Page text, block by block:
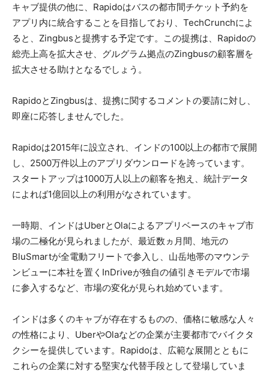
キャブ提供の他に、Rapidoはバスの都市間チケット予約を
アプリ内に統合することを目指しており、TechCrunchによ
ると、Zingbusと提携する予定です。この提携は、Rapidoの
総売上高を拡大させ、グルグラム拠点のZingbusの顧客層を
拡大させる助けとなるでしょう。
RapidoとZingbusは、提携に関するコメントの要請に対し、
即座に応答しませんでした。
Rapidoは2015年に設立され、インドの100以上の都市で展開
し、2500万件以上のアプリダウンロードを誇っています。
スタートアップは1000万人以上の顧客を抱え、統計データ
によれば1億回以上の利用がなされています。
一時期、インドはUberとOlaによるアプリベースのキャブ市
場の二極化が見られましたが、最近数ヵ月間、地元の
BluSmartが全電動フリートで参入し、山岳地帯のマウンテ
ンビューに本社を置くInDriveが独自の値引きモデルで市場
に参入するなど、市場の変化が見られ始めています。
インドは多くのキャブが存在するものの、価格に敏感な人々
の性格により、UberやOlaなどの企業が主要都市でバイクタ
クシーを提供しています。Rapidoは、広範な展開とともに
これらの企業に対する堅実な代替手段として登場していま